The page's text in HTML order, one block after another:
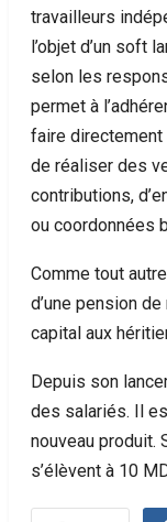
travailleurs
l’objet d’un soft
selon les
permet à
faire directement
de réaliser des
contributions,
ou coordonnées
Comme tout
d’une pension
capital aux
Depuis son
des salariés. Il
nouveau produit.
s’élèvent à 10
Violence